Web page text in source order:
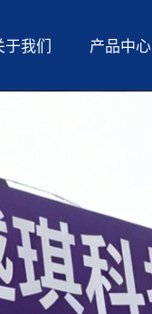
于我们 产品中心